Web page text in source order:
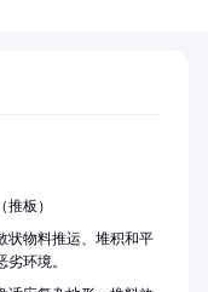
板）
状物料推运、堆积和平
环境。